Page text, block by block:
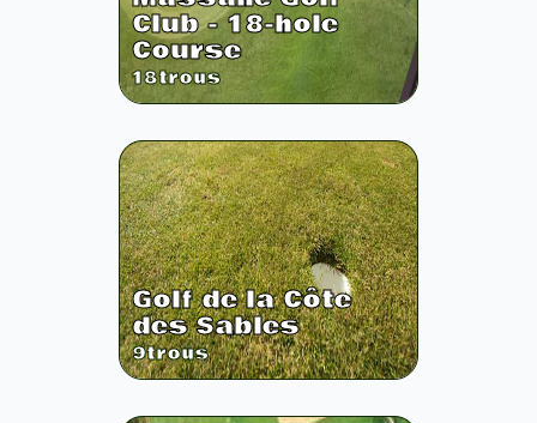
Club - 18-hole
Course
18trous
Golf de la Côte
des Sables
9trous